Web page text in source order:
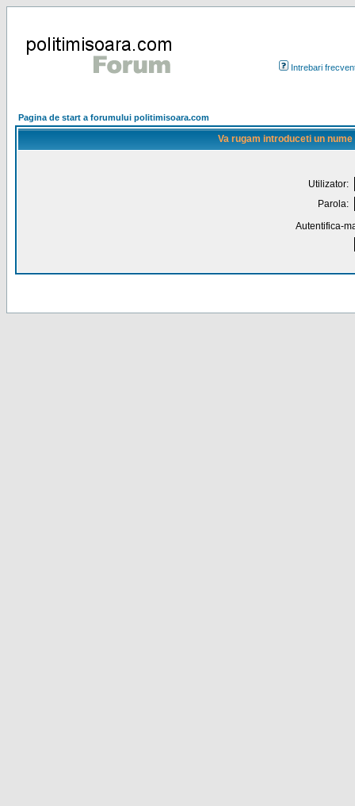
Intrebari
Pagina de start a forumului politimisoara.com
Va rugam introduceti un
Utilizator:
Parola:
Autentifica-